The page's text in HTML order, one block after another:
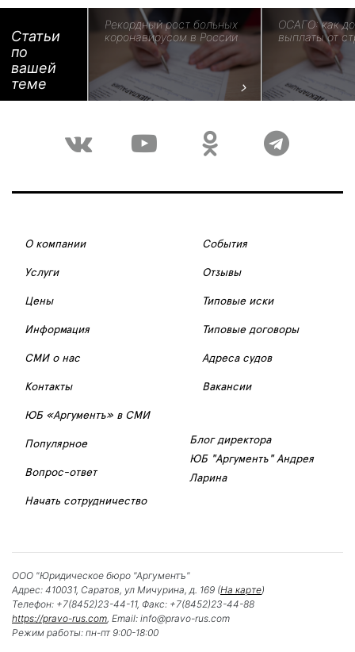
Статьи
по
вашей
теме
Рекордный рост больных
коронавирусом в России
ОСАГО: как
выплаты от
О компании
Услуги
Цены
Информация
СМИ о нас
Контакты
События
Отзывы
Типовые иски
Типовые договоры
Адреса судов
Вакансии
ЮБ «Аргументъ» в СМИ
Популярное
Вопрос-ответ
Начать сотрудничество
Блог директора
ЮБ "Аргументъ" Андрея
Ларина
ООО "Юридическое бюро "Аргументъ"
Адрес: 410031, Саратов, ул Мичурина, д. 169 (На карте)
Телефон: +7(8452)23-44-11, Факс: +7(8452)23-44-88
https://pravo-rus.com, Email: info@pravo-rus.com
Режим работы: пн-пт 9:00-18:00